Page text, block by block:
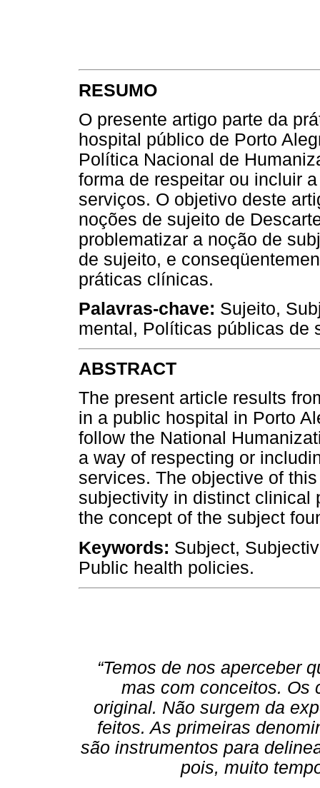
RESUMO
O presente artigo parte da
hospital público de Porto
Política Nacional de
forma de respeitar ou incluir
serviços. O objetivo deste
noções de sujeito de
problematizar a noção de
de sujeito, e
práticas clínicas.
Palavras-chave: Sujeito,
mental, Políticas públicas de
ABSTRACT
The present article results
in a public hospital in Porto
follow the National
a way of respecting or
services. The objective of
subjectivity in distinct clinical
the concept of the subject
Keywords: Subject,
Public health policies.
“Temos de nos aperceber
mas com conceitos. Os
original. Não surgem da
feitos. As primeiras
são instrumentos para
pois, muito